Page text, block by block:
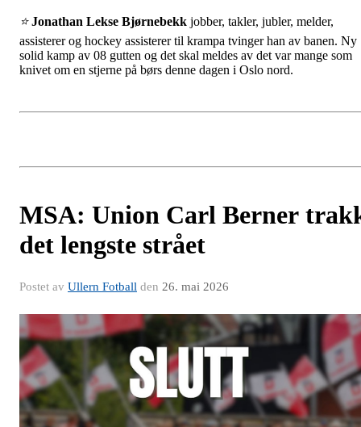
⭐ Jonathan Lekse Bjørnebekk jobber, takler, jubler, melder,
assisterer og hockey assisterer til krampa tvinger han av banen. Ny
solid kamp av 08 gutten og det skal meldes av det var mange som
knivet om en stjerne på børs denne dagen i Oslo nord.
MSA: Union Carl Berner
det lengste strået
Postet av Ullern Fotball den 26. mai 2026